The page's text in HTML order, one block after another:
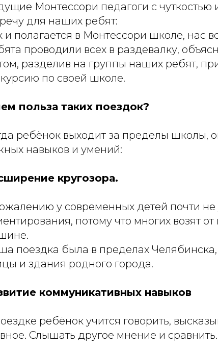
Монтессори педагоги с чуткостью
для наших ребят:
и полагается в Монтессори школе, нас
проводили всех в раздевалку,
разделив на группы наших ребят,
по своей школе.
польза таких поездок?
ребёнок выходит за пределы школы,
навыков и умений:
кругозора.
у современных детей почти не
потому что многих возят
поездка была в пределах
и здания родного города.
коммуникативных навыков
ребёнок учится говорить,
Слышать другое мнение и сравнить.